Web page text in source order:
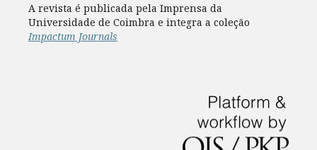
A revista é publicada pela Imprensa da
Universidade de Coimbra e integra a coleção
Impactum Journals